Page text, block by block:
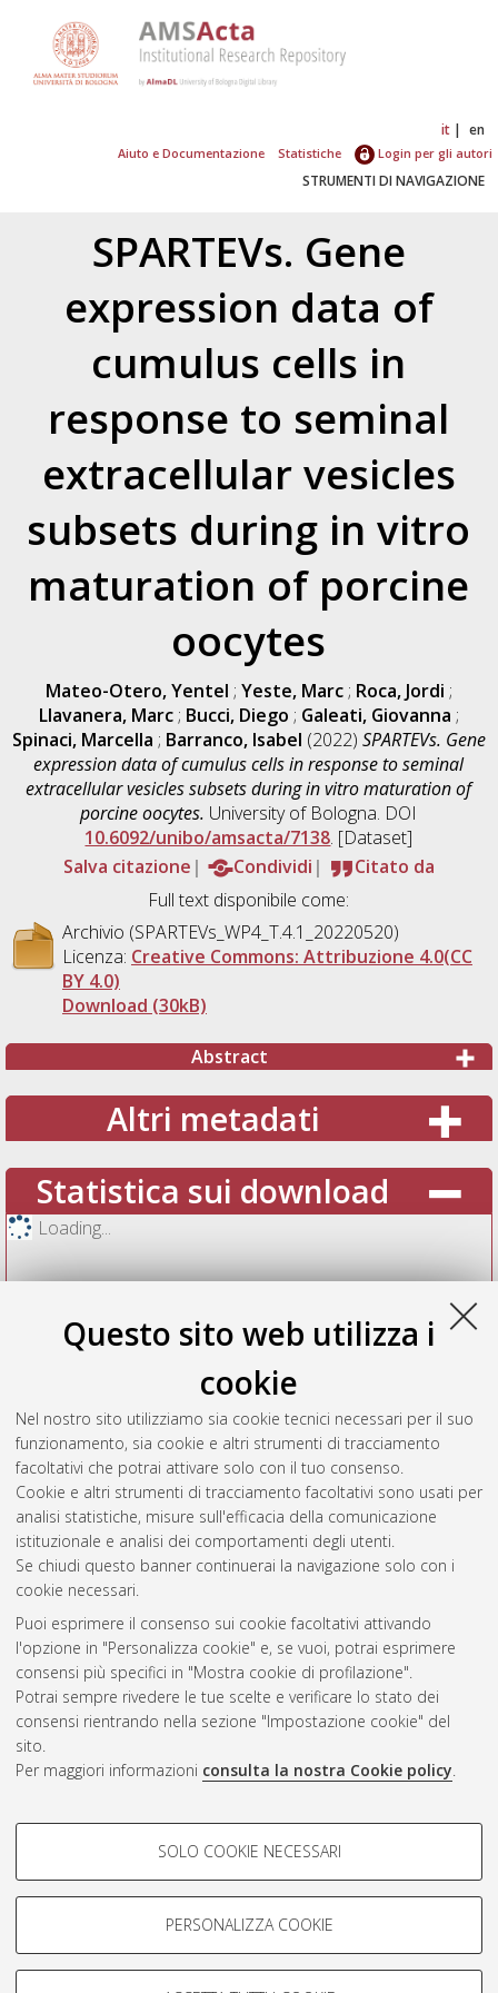
Questo sito web utilizza i
cookie
Nel nostro sito utilizziamo sia cookie tecnici necessari per il suo
funzionamento, sia cookie e altri strumenti di tracciamento
facoltativi che potrai attivare solo con il tuo consenso.
Cookie e altri strumenti di tracciamento facoltativi sono usati per
analisi statistiche, misure sull'efficacia della comunicazione
istituzionale e analisi dei comportamenti degli utenti.
Se chiudi questo banner continuerai la navigazione solo con i
cookie necessari.
Puoi esprimere il consenso sui cookie facoltativi attivando
l'opzione in "Personalizza cookie" e, se vuoi, potrai esprimere
consensi più specifici in "Mostra cookie di profilazione".
Potrai sempre rivedere le tue scelte e verificare lo stato dei
consensi rientrando nella sezione "Impostazione cookie" del
sito.
Per maggiori informazioni consulta la nostra Cookie policy.
COOKIE DI PROFILAZIONE -
Si tratta di cookie utilizzati per analizzare le caratteristiche della
navigazione degli utenti, creare profili in base al loro comportamento
Mostra cookie di profilazione
SOLO COOKIE NECESSARI
PERSONALIZZA COOKIE
it en
Aiuto e Documentazione Statistiche Login per gli autori
STRUMENTI DI NAVIGAZIONE
SPARTEVs. Gene
expression data of
cumulus cells in
response to seminal
extracellular vesicles
subsets during in vitro
maturation of porcine
oocytes
Mateo-Otero, Yentel ; Yeste, Marc; Roca, Jordi ;
Llavanera, Marc; Bucci, Diego ; Galeati, Giovanna ;
Spinaci, Marcella ; Barranco, Isabel (2022) SPARTEVs. Gene
expression data of cumulus cells in response to seminal
extracellular vesicles subsets during in vitro maturation of
porcine oocytes. University of Bologna. DOI
10.6092/unibo/amsacta/7138. [Dataset]
Salva citazione
Condividi
Citato da
Full text disponibile come:
Archivio (SPARTEVs_WP4_T.4.1_20220520)
Licenza: Creative Commons: Attribuzione 4.0(CC
BY 4.0)
Download (30kB)
Abstract
Altri metadati
Statistica sui download
Loading...
Vedi altre statistiche
Gestione del documento:
Atom
Rss
2.0
AMS Acta
ISSN: 2038-7954
re3data.org -
doi.org/10.17616/R3P19R
Servizio implementato e
Impostazioni Cookie
repository